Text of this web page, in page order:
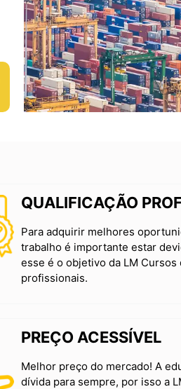
QUALIFICAÇÃO
Para adquirir melhores
trabalho é importante estar
esse é o objetivo da LM
profissionais.
PREÇO ACESSÍVEL
Melhor preço do mercado! A
dívida para sempre, por isso a